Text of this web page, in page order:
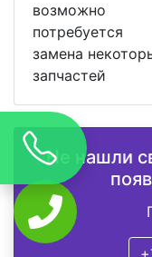
возможно
потребуется
замена
запчастей
Не нашли